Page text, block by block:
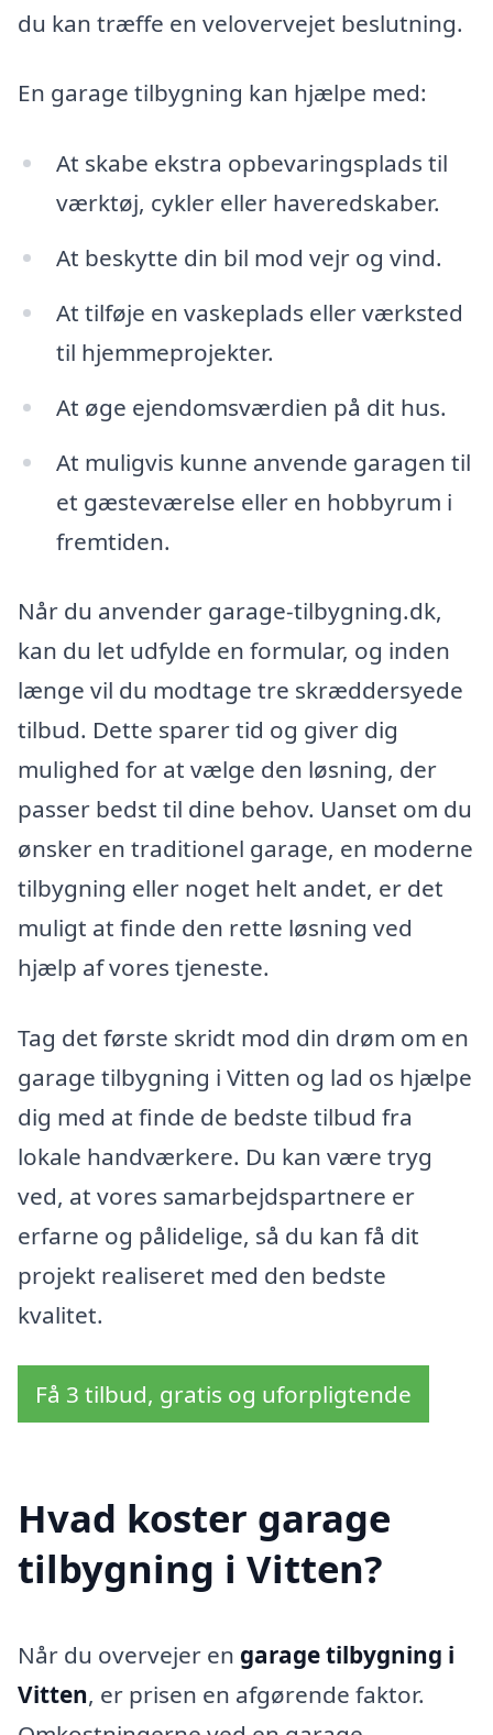
du kan træffe en velovervejet beslutning.
En garage tilbygning kan hjælpe med:
At skabe ekstra opbevaringsplads til
værktøj, cykler eller haveredskaber.
At beskytte din bil mod vejr og vind.
At tilføje en vaskeplads eller værksted
til hjemmeprojekter.
At øge ejendomsværdien på dit hus.
At muligvis kunne anvende garagen til
et gæsteværelse eller en hobbyrum i
fremtiden.
Når du anvender garage-tilbygning.dk,
kan du let udfylde en formular, og inden
længe vil du modtage tre skræddersyede
tilbud. Dette sparer tid og giver dig
mulighed for at vælge den løsning, der
passer bedst til dine behov. Uanset om du
ønsker en traditionel garage, en moderne
tilbygning eller noget helt andet, er det
muligt at finde den rette løsning ved
hjælp af vores tjeneste.
Tag det første skridt mod din drøm om en
garage tilbygning i Vitten og lad os hjælpe
dig med at finde de bedste tilbud fra
lokale handværkere. Du kan være tryg
ved, at vores samarbejdspartnere er
erfarne og pålidelige, så du kan få dit
projekt realiseret med den bedste
kvalitet.
Få 3 tilbud, gratis og uforpligtende
Hvad koster garage
tilbygning i Vitten?
Når du overvejer en garage tilbygning i
Vitten, er prisen en afgørende faktor.